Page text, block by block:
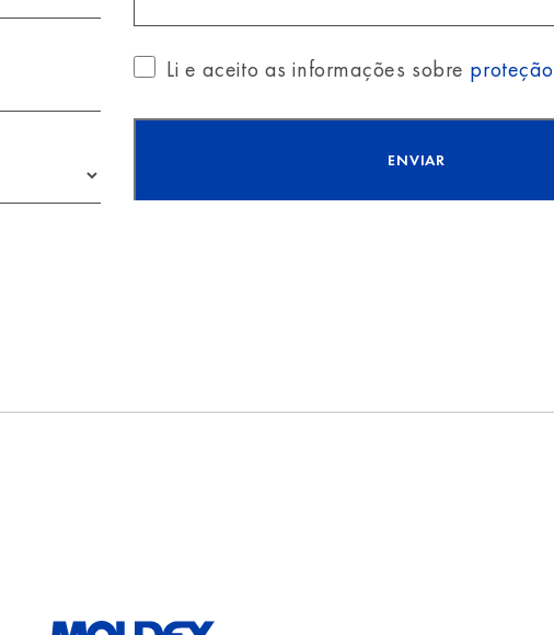
Li e aceito as informações sobre proteção